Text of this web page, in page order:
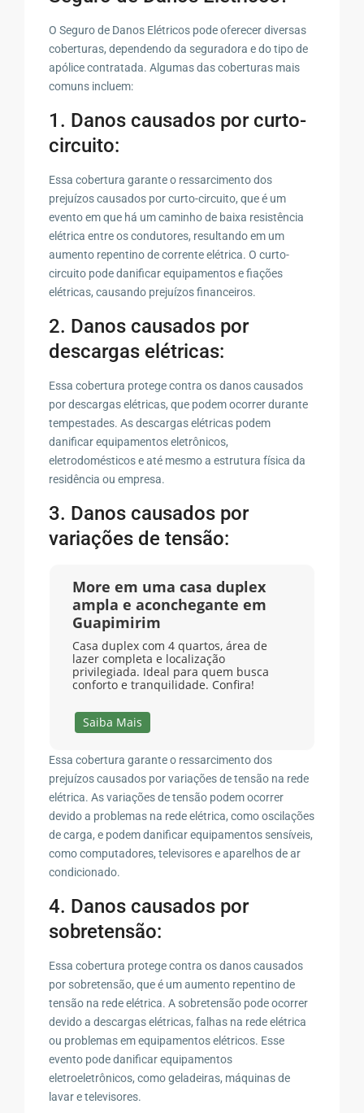
O Seguro de Danos Elétricos pode oferecer diversas
coberturas, dependendo da seguradora e do tipo de
apólice contratada. Algumas das coberturas mais
comuns incluem:
1. Danos causados por curto-
circuito:
Essa cobertura garante o ressarcimento dos
prejuízos causados por curto-circuito, que é um
evento em que há um caminho de baixa resistência
elétrica entre os condutores, resultando em um
aumento repentino de corrente elétrica. O curto-
circuito pode danificar equipamentos e fiações
elétricas, causando prejuízos financeiros.
2. Danos causados por
descargas elétricas:
Essa cobertura protege contra os danos causados
por descargas elétricas, que podem ocorrer durante
tempestades. As descargas elétricas podem
danificar equipamentos eletrônicos,
eletrodomésticos e até mesmo a estrutura física da
residência ou empresa.
3. Danos causados por
variações de tensão:
More em uma casa duplex
ampla e aconchegante em
Guapimirim
Casa duplex com 4 quartos, área de
lazer completa e localização
privilegiada. Ideal para quem busca
conforto e tranquilidade. Confira!
Saiba Mais
Essa cobertura garante o ressarcimento dos
prejuízos causados por variações de tensão na rede
elétrica. As variações de tensão podem ocorrer
devido a problemas na rede elétrica, como oscilações
de carga, e podem danificar equipamentos sensíveis,
como computadores, televisores e aparelhos de ar
condicionado.
4. Danos causados por
sobretensão:
Essa cobertura protege contra os danos causados
por sobretensão, que é um aumento repentino de
tensão na rede elétrica. A sobretensão pode ocorrer
devido a descargas elétricas, falhas na rede elétrica
ou problemas em equipamentos elétricos. Esse
evento pode danificar equipamentos
eletroeletrônicos, como geladeiras, máquinas de
lavar e televisores.